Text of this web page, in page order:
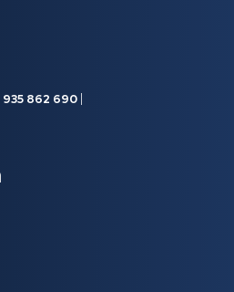
935 862 690